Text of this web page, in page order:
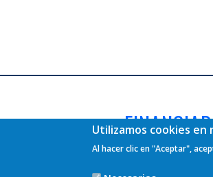
Utilizamos cookies
Al hacer clic en "Aceptar",